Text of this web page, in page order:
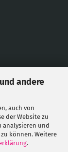
andere
auch von
der Website zu
analysieren und
können. Weitere
.